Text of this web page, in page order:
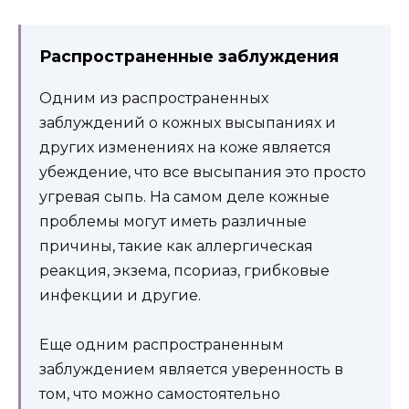
Распространенные заблуждения
Одним из распространенных
заблуждений о кожных высыпаниях и
других изменениях на коже является
убеждение, что все высыпания это просто
угревая сыпь. На самом деле кожные
проблемы могут иметь различные
причины, такие как аллергическая
реакция, экзема, псориаз, грибковые
инфекции и другие.
Еще одним распространенным
заблуждением является уверенность в
том, что можно самостоятельно